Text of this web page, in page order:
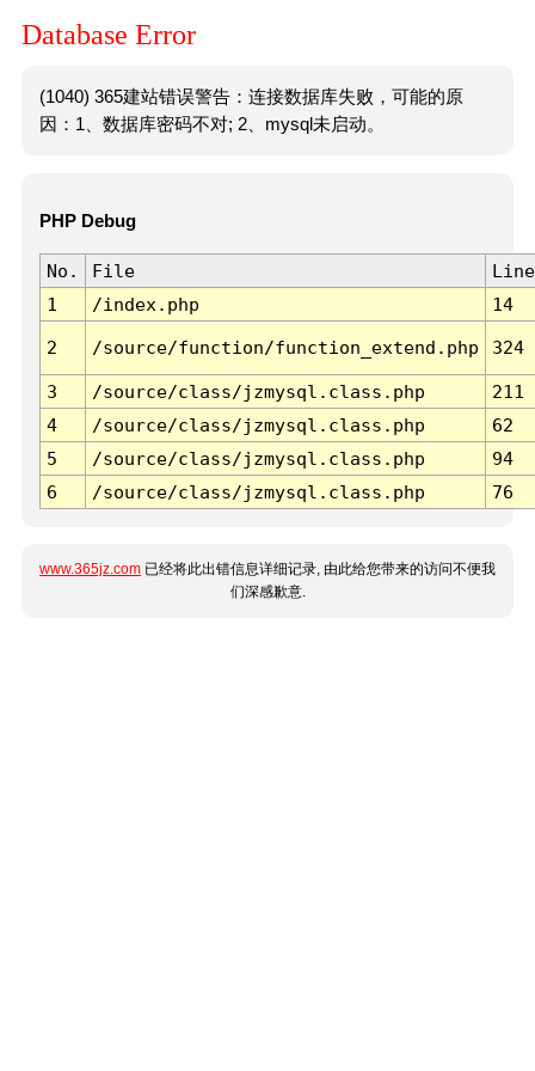
Database Error
(1040) 365建站错误警告：连接数据库失败，可能的原
因：1、数据库密码不对; 2、mysql未启动。
PHP Debug
No. File
Line
1
/index.php 14
2 /source/function/function_extend.php 324
3 /source/class/jzmysql.class.php
211
4
/source/class/jzmysql.class.php
62
5
/source/class/jzmysql.class.php
94
6
/source/class/jzmysql.class.php 76
www.365jz.com 已经将此出错信息详细记录, 由此给您带来的访问不便我
们深感歉意.